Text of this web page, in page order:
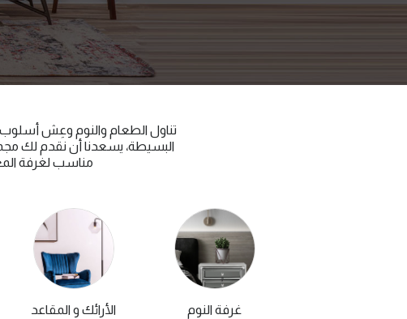
البسيطة، يسعدنا أن نقدم لك
مناسب لغرفة
غرفة النوم الأرائك و المقاعد